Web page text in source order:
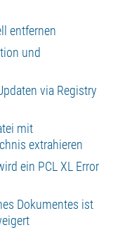
entfernen
und
via Registry
mit
extrahieren
ein PCL XL Error
Dokumentes ist